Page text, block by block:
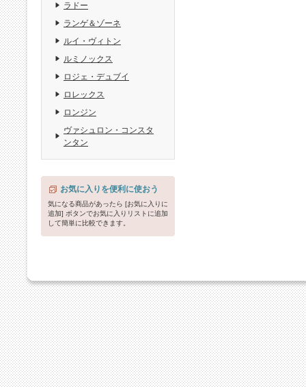
ラドー
ランゲ＆ゾーネ
ルイ・ヴィトン
ルミノックス
ロジェ・デュブイ
ロレックス
ロンジン
ヴァシュロン・コンスタ
ンタン
お気に入りを便利に使おう
気になる商品があったら [お気に入りに
追加] ボタンでお気に入りリストに追加
して簡単に比較できます。